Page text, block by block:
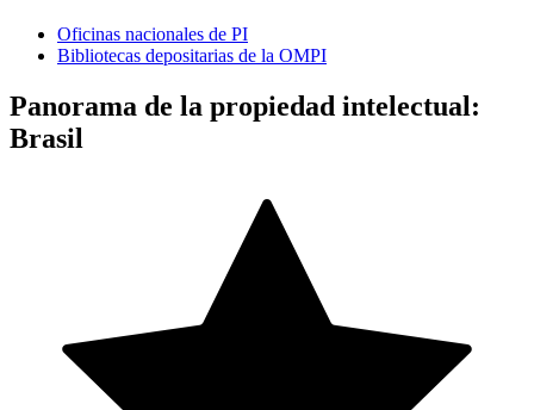
Oficinas nacionales de PI
Bibliotecas depositarias de la OMPI
Panorama de la propiedad intelectual:
Brasil